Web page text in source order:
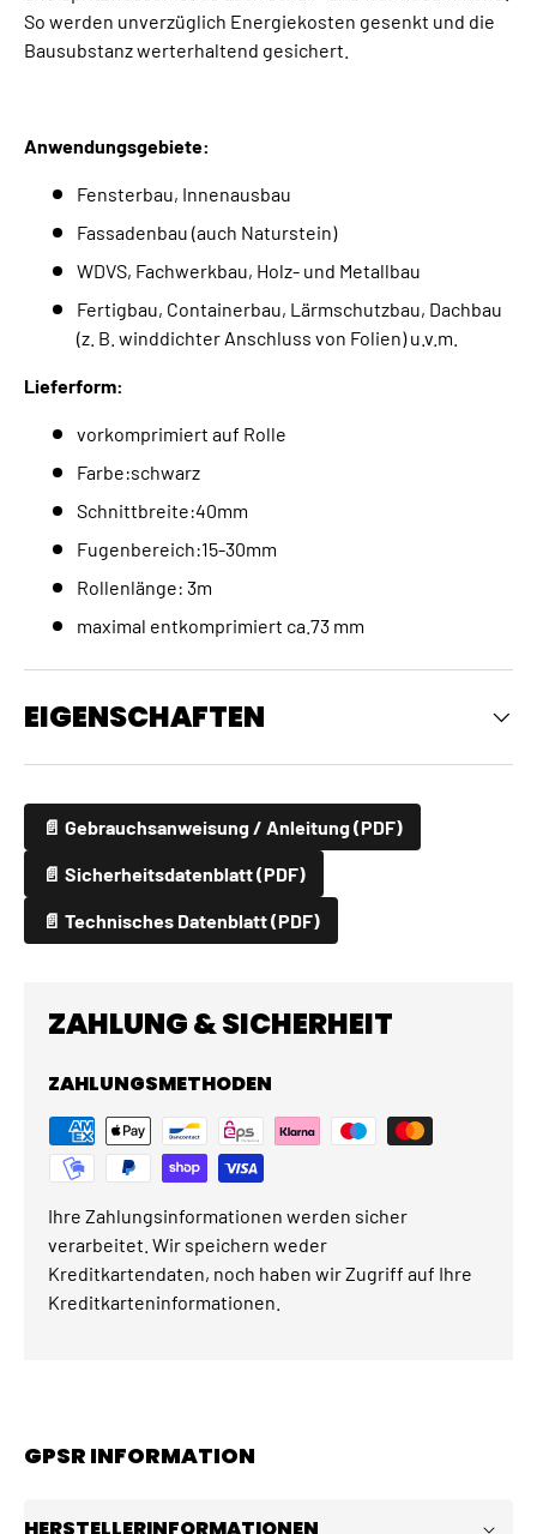
So werden unverzüglich Energiekosten gesenkt und die
Bausubstanz werterhaltend gesichert.
Anwendungsgebiete:
Fensterbau, Innenausbau
Fassadenbau (auch Naturstein)
WDVS, Fachwerkbau, Holz- und Metallbau
Fertigbau, Containerbau, Lärmschutzbau, Dachbau
(z. B. winddichter Anschluss von Folien) u.v.m.
Lieferform:
vorkomprimiert auf Rolle
Farbe:schwarz
Schnittbreite:40mm
Fugenbereich:15-30mm
Rollenlänge: 3m
maximal entkomprimiert ca.73 mm
EIGENSCHAFTEN
📄 Gebrauchsanweisung / Anleitung (PDF)
📄 Sicherheitsdatenblatt (PDF)
📄 Technisches Datenblatt (PDF)
ZAHLUNG & SICHERHEIT
ZAHLUNGSMETHODEN
Ihre Zahlungsinformationen werden sicher
verarbeitet. Wir speichern weder
Kreditkartendaten, noch haben wir Zugriff auf Ihre
Kreditkarteninformationen.
GPSR INFORMATION
HERSTELLERINFORMATIONEN